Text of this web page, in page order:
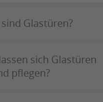
Glastüren?
sich Glastüren
pflegen?